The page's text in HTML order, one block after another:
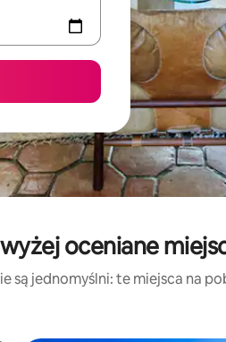
oceniane
są jednomyślni: te miejsca na